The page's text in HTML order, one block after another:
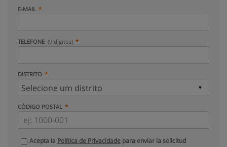
E-MAIL
TELEFONE (9 dígitos)
DISTRITO
CÓDIGO POSTAL
Acepta la Política de Privacidade para enviar la solicitud